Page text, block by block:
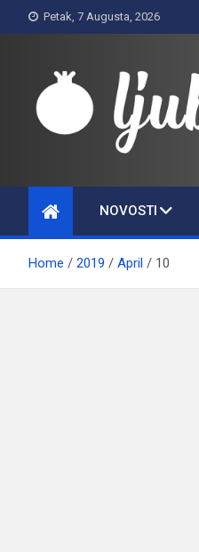
to
Petak, 7 Augusta, 2026
Ljubušaci
NOVOSTI
Home 2019 April 10